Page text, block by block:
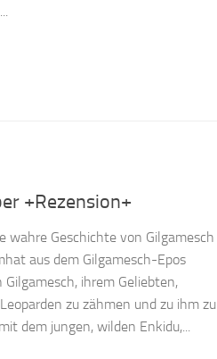
+Rezension+
wahre Geschichte von Gilgamesch
aus dem Gilgamesch-Epos
ihrem Geliebten,
zu zähmen und zu ihm zu
dem jungen, wilden Enkidu,...